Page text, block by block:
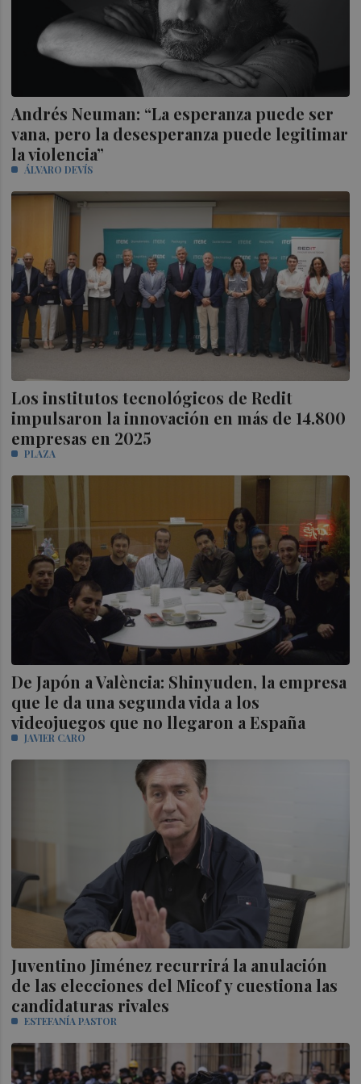
Andrés Neuman: “La esperanza puede ser
vana, pero la desesperanza puede legitimar
la violencia”
ÁLVARO DEVÍS
Los institutos tecnológicos de Redit
impulsaron la innovación en más de 14.800
empresas en 2025
PLAZA
De Japón a València: Shinyuden, la empresa
que le da una segunda vida a los
videojuegos que no llegaron a España
JAVIER CARO
Juventino Jiménez recurrirá la anulación
de las elecciones del Micof y cuestiona las
candidaturas rivales
ESTEFANÍA PASTOR